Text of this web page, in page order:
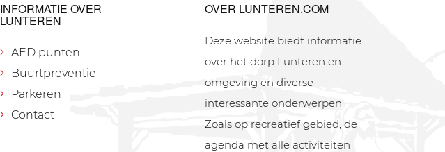
INFORMATIE OVER
LUNTEREN
AED punten
Buurtpreventie
Parkeren
Contact
OVER LUNTEREN.COM
Deze website biedt informatie
over het dorp Lunteren en
omgeving en diverse
interessante onderwerpen.
Zoals op recreatief gebied, de
agenda met alle activiteiten